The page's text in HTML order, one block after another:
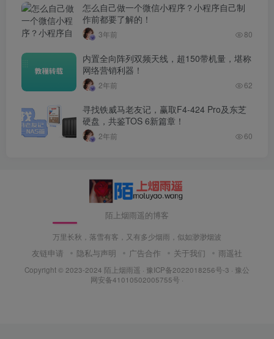
怎么自己做一个微信小程序？小程序自己制
作前都要了解的！
3年前 80
内置全向阵列双频天线，超150带机量，堪称
网络营销利器！
2年前 62
寻找铁威马老友记，赢取F4-424 Pro及东芝
硬盘，共鉴TOS 6新篇章！
2年前 60
陌上烟雨遥的博客
万里长秋，落雪有客，又有多少烟雨，似如渺渺烟波
友链申请 隐私与声明 广告合作 关于我们 雨遥社
Copyright © 2023-2024 陌上烟雨遥 · 豫ICP备2022018256号-3 · 豫公
网安备41010502005755号 ·